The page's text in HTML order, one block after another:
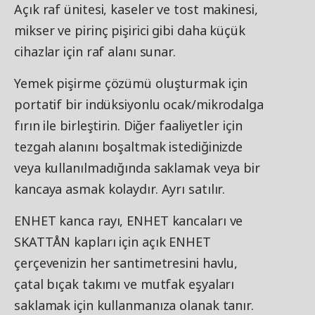
Açık raf ünitesi, kaseler ve tost makinesi,
mikser ve pirinç pişirici gibi daha küçük
cihazlar için raf alanı sunar.
Yemek pişirme çözümü oluşturmak için
portatif bir indüksiyonlu ocak/mikrodalga
fırın ile birleştirin. Diğer faaliyetler için
tezgah alanını boşaltmak istediğinizde
veya kullanılmadığında saklamak veya bir
kancaya asmak kolaydır. Ayrı satılır.
ENHET kanca rayı, ENHET kancaları ve
SKATTÅN kapları için açık ENHET
çerçevenizin her santimetresini havlu,
çatal bıçak takımı ve mutfak eşyaları
saklamak için kullanmanıza olanak tanır.